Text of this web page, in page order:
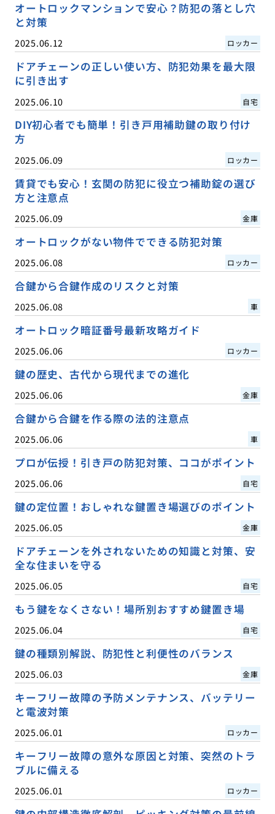
オートロックマンションで安心？防犯の落とし穴
と対策
2025.06.12 ロッカー
ドアチェーンの正しい使い方、防犯効果を最大限
に引き出す
2025.06.10 自宅
DIY初心者でも簡単！引き戸用補助鍵の取り付け
方
2025.06.09 ロッカー
賃貸でも安心！玄関の防犯に役立つ補助錠の選び
方と注意点
2025.06.09 金庫
オートロックがない物件でできる防犯対策
2025.06.08 ロッカー
合鍵から合鍵作成のリスクと対策
2025.06.08 車
オートロック暗証番号最新攻略ガイド
2025.06.06 ロッカー
鍵の歴史、古代から現代までの進化
2025.06.06 金庫
合鍵から合鍵を作る際の法的注意点
2025.06.06 車
プロが伝授！引き戸の防犯対策、ココがポイント
2025.06.06 自宅
鍵の定位置！おしゃれな鍵置き場選びのポイント
2025.06.05 金庫
ドアチェーンを外されないための知識と対策、安
全な住まいを守る
2025.06.05 自宅
もう鍵をなくさない！場所別おすすめ鍵置き場
2025.06.04 自宅
鍵の種類別解説、防犯性と利便性のバランス
2025.06.03 金庫
キーフリー故障の予防メンテナンス、バッテリー
と電波対策
2025.06.01 ロッカー
キーフリー故障の意外な原因と対策、突然のトラ
ブルに備える
2025.06.01 ロッカー